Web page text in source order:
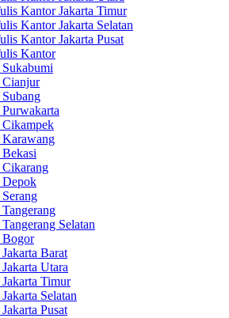
Kantor Jakarta Timur
Kantor Jakarta Selatan
Kantor Jakarta Pusat
Kantor
Selatan
Barat
Utara
Timur
Selatan
Pusat